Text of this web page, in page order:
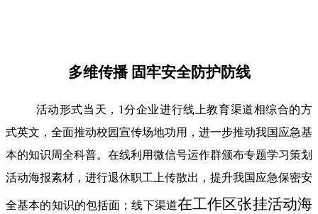
多维传播 固牢安全防护防线
活动形式当天，1分企业进行线上教育渠道相综合的方
式英文，全面推动校园宣传场地功用，进一步推动我国应急基
本的知识周全科普。在线利用微信号运作群颁布专题学习策划
活动海报素材，进行退休职工上传散出，提升我国应急保密安
全基本的知识的包括面；线下渠道在工作区张挂活动海